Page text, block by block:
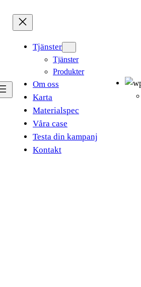
Tjänster
Tjänster
Produkter
Om oss
Karta
Materialspec
Våra case
Testa din kampanj
Kontakt